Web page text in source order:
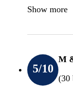
Show more
5/10
M
(30